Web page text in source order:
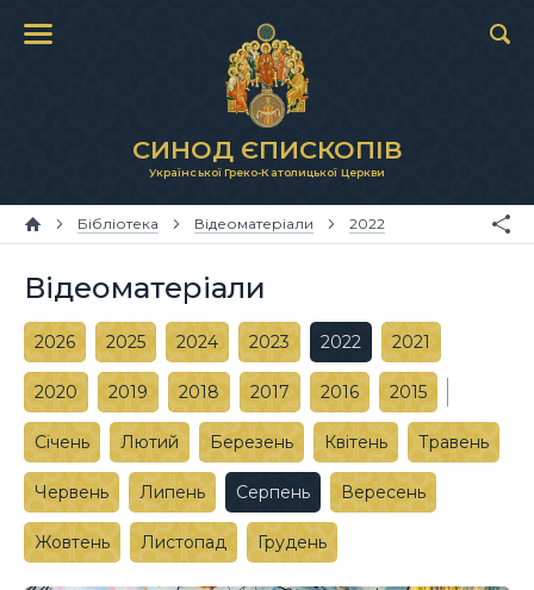
СИНОД ЄПИСКОПІВ
Української Греко-Католицької Церкви
Бібліотека Відеоматеріали 2022
Відеоматеріали
2026 2025 2024 2023 2022 2021
2020 2019 2018 2017 2016 2015
Січень Лютий Березень Квітень Травень
Червень Липень Серпень Вересень
Жовтень Листопад Грудень